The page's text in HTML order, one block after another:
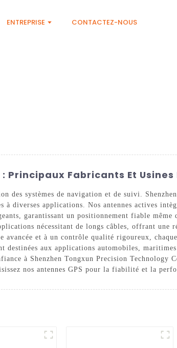
ENTREPRISE CONTACTEZ-NOUS
Principaux Fabricants Et Usines
des systèmes de navigation et de suivi.
à diverses applications. Nos antennes actives
garantissant un positionnement fiable
nécessitant de longs câbles, offrant une
avancée et à un contrôle qualité rigoureux,
aux applications automobiles,
à Shenzhen Tongxun Precision Technology
nos antennes GPS pour la fiabilité et la